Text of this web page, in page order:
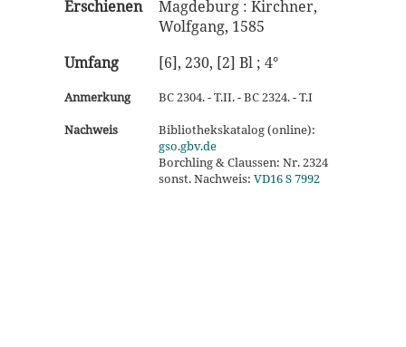
Erschienen
Magdeburg : Kirchner,
Wolfgang, 1585
Umfang
[6], 230, [2] Bl ; 4°
Anmerkung
BC 2304. - T.II. - BC 2324. - T.I
Nachweis
Bibliothekskatalog (online):
gso.gbv.de
Borchling & Claussen: Nr. 2324
sonst. Nachweis: VD16 S 7992